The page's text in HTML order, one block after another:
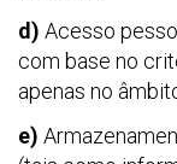
d) Acesso
com base no
apenas no
e)